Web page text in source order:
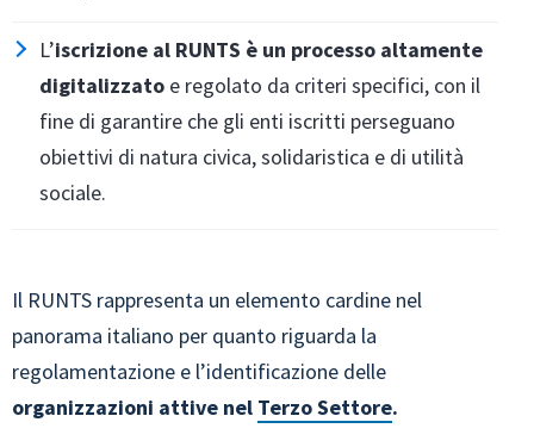
L’iscrizione al RUNTS è un processo altamente
digitalizzato e regolato da criteri specifici, con il
fine di garantire che gli enti iscritti perseguano
obiettivi di natura civica, solidaristica e di utilità
sociale.
Il RUNTS rappresenta un elemento cardine nel
panorama italiano per quanto riguarda la
regolamentazione e l’identificazione delle
organizzazioni attive nel Terzo Settore.